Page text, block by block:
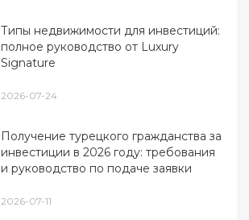
Типы недвижимости для инвестиций:
полное руководство от Luxury
Signature
2026-07-24
Получение турецкого гражданства за
инвестиции в 2026 году: требования
и руководство по подаче заявки
2026-07-11